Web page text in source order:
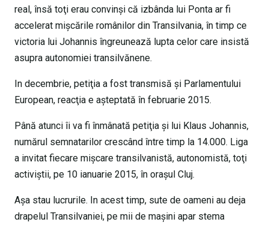
real, însă toţi erau convinşi că izbânda lui Ponta ar fi
accelerat mişcările românilor din Transilvania, în timp ce
victoria lui Johannis îngreunează lupta celor care insistă
asupra autonomiei transilvănene.
In decembrie, petiţia a fost transmisă şi Parlamentului
European, reacţia e aşteptată în februarie 2015.
Până atunci îi va fi înmânată petiţia şi lui Klaus Johannis,
numărul semnatarilor crescând între timp la 14.000. Liga
a invitat fiecare mişcare transilvanistă, autonomistă, toţi
activiştii, pe 10 ianuarie 2015, în oraşul Cluj.
Aşa stau lucrurile. In acest timp, sute de oameni au deja
drapelul Transilvaniei, pe mii de maşini apar stema